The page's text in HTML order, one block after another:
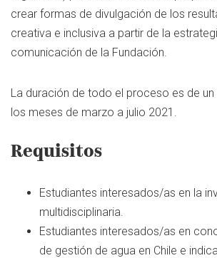
crear formas de divulgación de los
creativa e inclusiva a partir de la
comunicación de la Fundación.
La duración de todo el proceso es de
los meses de marzo a julio 2021.
Requisitos
Estudiantes interesados/as en la
multidisciplinaria.
Estudiantes interesados/as en
de gestión de agua en Chile e